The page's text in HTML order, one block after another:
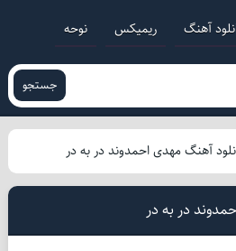
آهنگ ریمیکس نوحه
جستجو
آهنگ مهدی احمدوند در به در
در به در